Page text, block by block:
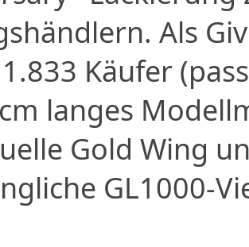
Als
Käufer
langes
Gold Wing
GL1000-